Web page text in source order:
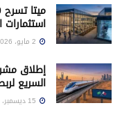
إطلاق
السريع